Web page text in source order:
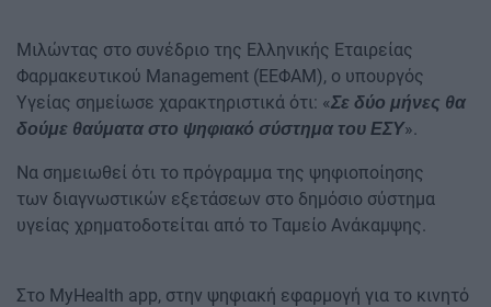
Μιλώντας στο συνέδριο της Ελληνικής Εταιρείας
Φαρμακευτικού Management (ΕΕΦΑΜ), ο υπουργός
Υγείας σημείωσε χαρακτηριστικά ότι: «Σε δύο μήνες θα
δούμε θαύματα στο ψηφιακό σύστημα του ΕΣΥ».
Να σημειωθεί ότι το πρόγραμμα της ψηφιοποίησης
των διαγνωστικών εξετάσεων στο δημόσιο σύστημα
υγείας χρηματοδοτείται από το Ταμείο Ανάκαμψης.
Στο MyHealth app, στην ψηφιακή εφαρμογή για το κινητό